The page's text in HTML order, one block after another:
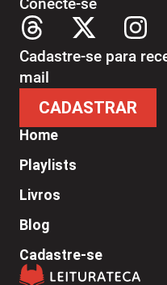
Home
Playlists
Livros
Blog
Cadastre-se
Conecte-se
Cadastre-se para
mail
CADASTRAR